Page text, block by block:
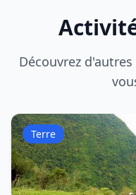
Découvrez
Terre